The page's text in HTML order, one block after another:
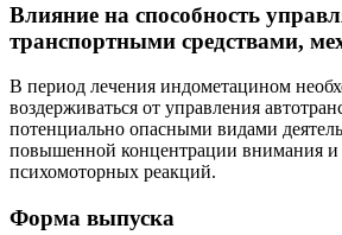
Влияние на способность
транспортными средствами,
В период лечения индометацином
воздерживаться от управления
потенциально опасными видами
повышенной концентрации внимания
психомоторных реакций.
Форма выпуска